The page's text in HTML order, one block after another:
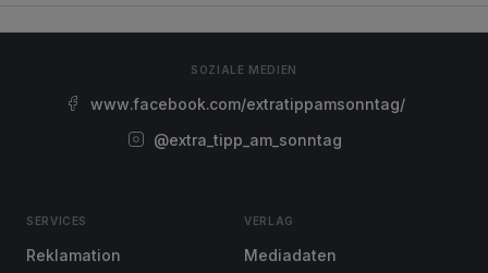
SOZIALE MEDIEN
www.facebook.com/extratippamsonntag/
@extra_tipp_am_sonntag
SERVICES
Reklamation
VERLAG
Mediadaten